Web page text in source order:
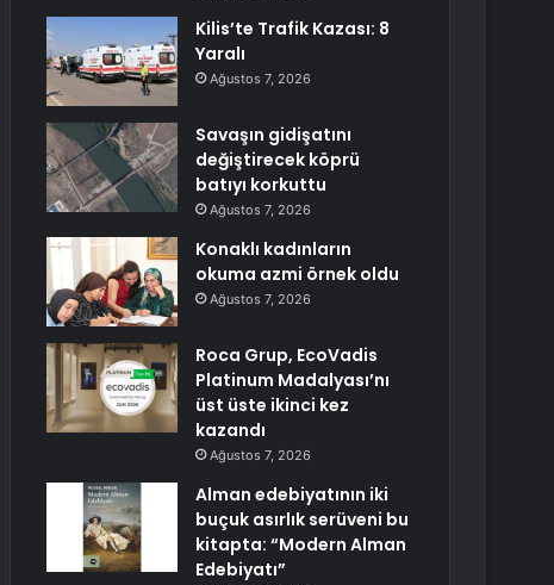
Kilis’te Trafik Kazası: 8
Yaralı
Ağustos 7, 2026
Savaşın gidişatını
değiştirecek köprü
batıyı korkuttu
Ağustos 7, 2026
Konaklı kadınların
okuma azmi örnek oldu
Ağustos 7, 2026
Roca Grup, EcoVadis
Platinum Madalyası’nı
üst üste ikinci kez
kazandı
Ağustos 7, 2026
Alman edebiyatının iki
buçuk asırlık serüveni bu
kitapta: “Modern Alman
Edebiyatı”